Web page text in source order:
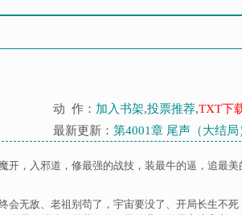
动 作： 加入书架,投票推荐,TXT下
最新更新： 第4001章 尾声（大结局
开，入邪道，修最强的战技，装最牛的逼，追最
会无敌、 老祖别苟了，宇宙要没了 、 开局长生不死